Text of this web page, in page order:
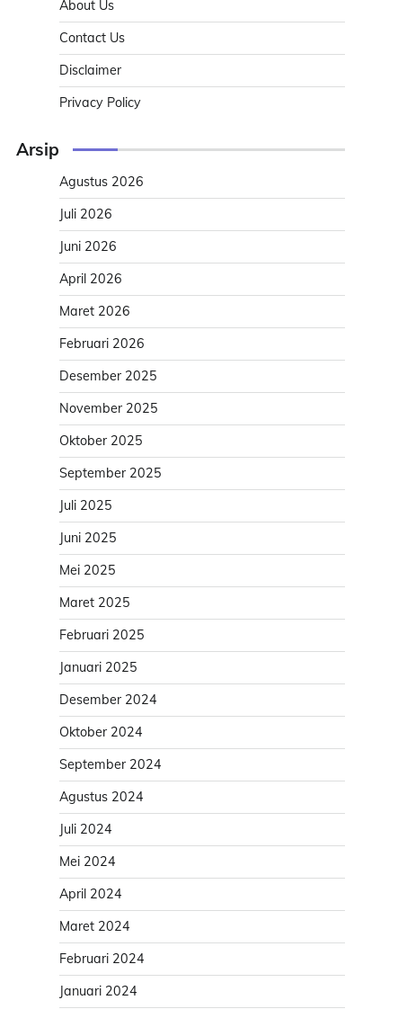
About Us
Contact Us
Disclaimer
Privacy Policy
Arsip
Agustus 2026
Juli 2026
Juni 2026
April 2026
Maret 2026
Februari 2026
Desember 2025
November 2025
Oktober 2025
September 2025
Juli 2025
Juni 2025
Mei 2025
Maret 2025
Februari 2025
Januari 2025
Desember 2024
Oktober 2024
September 2024
Agustus 2024
Juli 2024
Mei 2024
April 2024
Maret 2024
Februari 2024
Januari 2024